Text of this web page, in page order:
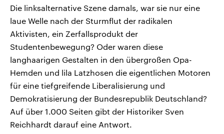
Die linksalternative Szene damals, war sie nur eine
laue Welle nach der Sturmflut der radikalen
Aktivisten, ein Zerfallsprodukt der
Studentenbewegung? Oder waren diese
langhaarigen Gestalten in den übergroßen Opa-
Hemden und lila Latzhosen die eigentlichen Motoren
für eine tiefgreifende Liberalisierung und
Demokratisierung der Bundesrepublik Deutschland?
Auf über 1.000 Seiten gibt der Historiker Sven
Reichhardt darauf eine Antwort.